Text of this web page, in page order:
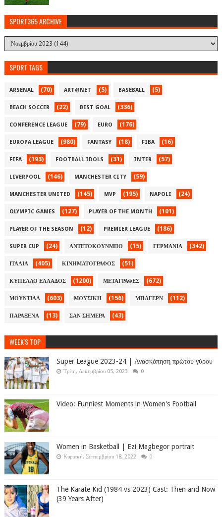
SPORT365 ARCHIVE
SPORT TAGS
ARSENAL (70) ART@NET (5) BASEBALL (5)
BEACH SOCCER (22) BEST GOAL (336)
CONFERENCE LEAGUE (79) EURO (176)
EUROPA LEAGUE (980) FANTASY (18) FIBA (16)
FIFA (193) FOOTBALL IDOLS (31) INTER (57)
LIVERPOOL (146) MANCHESTER CITY (59)
MANCHESTER UNITED (145) MVP (195) NAPOLI (24)
OLYMPIC GAMES (127) PLAYER OF THE MONTH (101)
PLAYER OF THE SEASON (12) PREMIER LEAGUE (186)
SUPER CUP (24) ΑΝΤΕΤΟΚΟΥΝΜΠΟ (15) ΓΕΡΜΑΝΙΑ (342)
ΙΤΑΛΙΑ (405) ΚΙΝΗΜΑΤΟΓΡΑΦΟΣ (51)
ΚΥΠΕΛΛΟ ΕΛΛΑΔΟΣ (1200) ΜΕΤΑΓΡΑΦΕΣ (672)
ΜΟΥΝΤΙΑΛ (603) ΜΟΥΣΙΚΗ (156) ΜΠΑΓΕΡΝ (112)
ΠΑΡΑΞΕΝΑ (13) ΣΑΝ ΣΗΜΕΡΑ (43)
WEEK'S TOP
Super League 2023-24 | Ανασκόπηση πρώτου γύρου
Τρίτη, Δεκεμβρίου 05, 2023 0
Video: Funniest Moments in Women's Football
Women in Basketball | Ezi Magbegor portrait
Κυριακή, Σεπτεμβρίου 18, 2022 0
The Karate Kid (1984 vs 2023) Cast: Then and Now
(39 Years After)